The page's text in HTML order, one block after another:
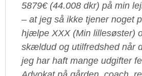
5879€ (44.008 dkr) på min
– at jeg så ikke tjener noget
hjælpe XXX (Min lillesøster)
skældud og utilfredshed når
jeg har haft mange udgifter